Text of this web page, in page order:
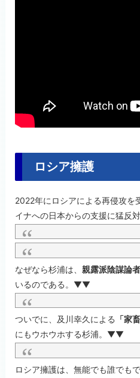
ロシア擁護
2022年にロシアによる再侵攻を
イナへの日本からの支援に猛反
なぜなら杉浦は、 親露派陰謀論者
いるのである。▼▼
ついでに、 及川幸久による 「家
にもウホウホする杉浦。▼▼
ロシア擁護は、無能でも誰でも